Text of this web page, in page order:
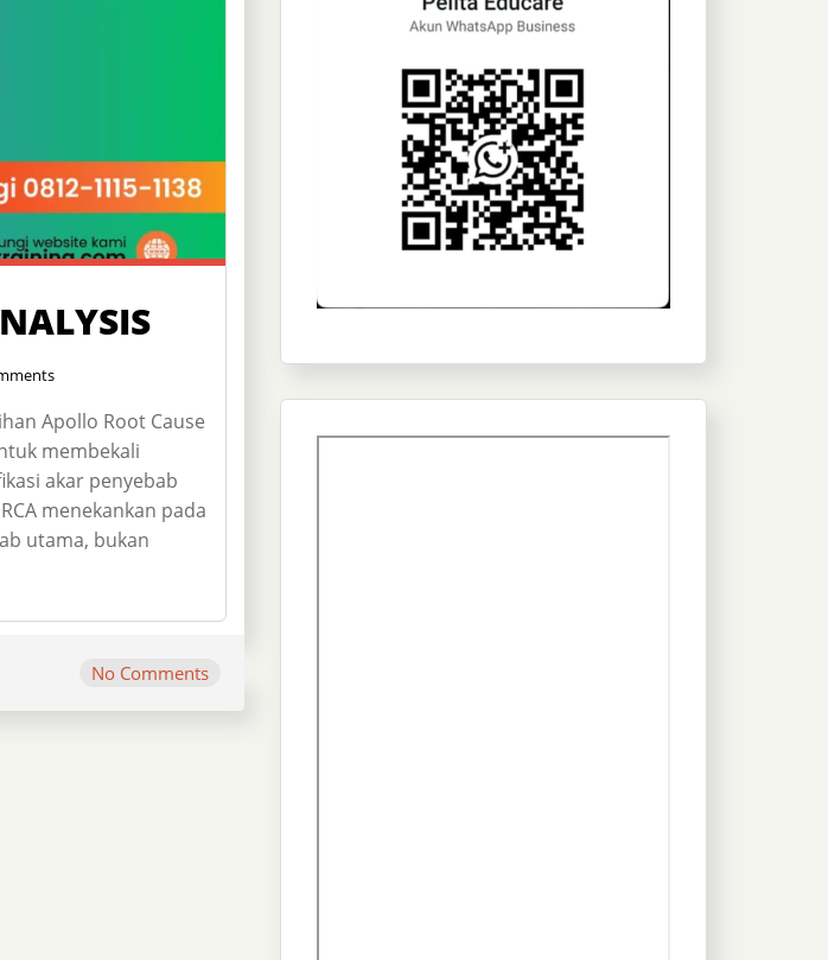
Apollo Root Cause
membekali
akar penyebab
menekankan pada
utama, bukan
No Comments